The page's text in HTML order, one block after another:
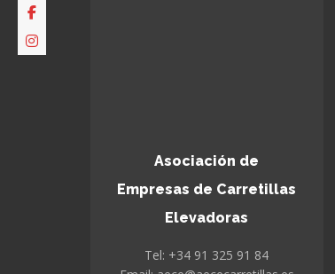
Asociación de
Empresas de Carretillas
Elevadoras
Tel: +34 91 325 91 84